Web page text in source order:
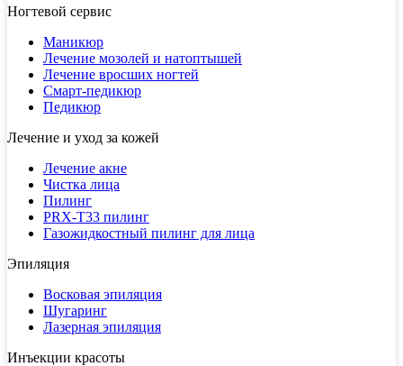
Ногтевой сервис
Маникюр
Лечение мозолей и натоптышей
Лечение вросших ногтей
Смарт-педикюр
Педикюр
Лечение и уход за кожей
Лечение акне
Чистка лица
Пилинг
PRX-T33 пилинг
Газожидкостный пилинг для лица
Эпиляция
Восковая эпиляция
Шугаринг
Лазерная эпиляция
Инъекции красоты